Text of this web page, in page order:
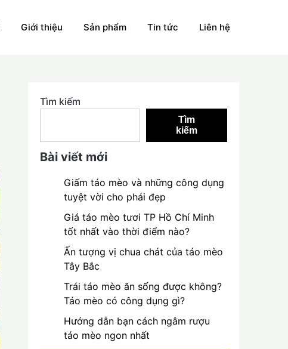
Giới thiệu Sản phẩm Tin tức Liên hệ
Tìm kiếm
Tìm
kiếm
Bài viết mới
Giấm táo mèo và những công dụng
tuyệt vời cho phái đẹp
Giá táo mèo tươi TP Hồ Chí Minh
tốt nhất vào thời điểm nào?
Ấn tượng vị chua chát của táo mèo
Tây Bắc
Trái táo mèo ăn sống được không?
Táo mèo có công dụng gì?
Hướng dẫn bạn cách ngâm rượu
táo mèo ngon nhất